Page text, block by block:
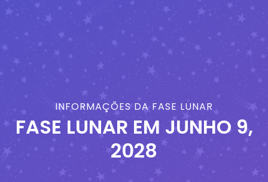
INFORMAÇÕES DA FASE LUNAR
FASE LUNAR EM JUNHO 9,
2028